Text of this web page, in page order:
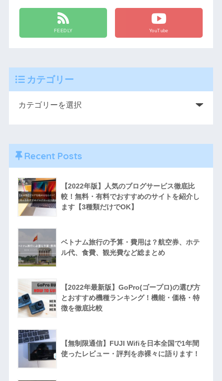
FEEDLY YouTube
カテゴリー
Recent Posts
【2022年版】人気のブログサービス徹底比
較！無料・有料でおすすめのサイトを紹介し
ます【3種類だけでOK】
ベトナム旅行の予算・費用は？航空券、ホテ
ル代、食費、観光費など総まとめ
【2022年最新版】GoPro(ゴープロ)の選び方
とおすすめ機種ランキング！機能・価格・特
徴を徹底比較
【無制限通信】FUJI Wifiを日本全国で1年間
使ったレビュー・評判を赤裸々に語ります！